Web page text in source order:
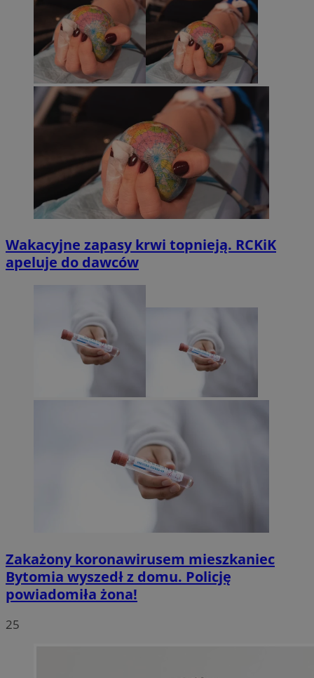
Wakacyjne zapasy krwi topnieją. RCKiK
apeluje do dawców
Zakażony koronawirusem mieszkaniec
Bytomia wyszedł z domu. Policję
powiadomiła żona!
25